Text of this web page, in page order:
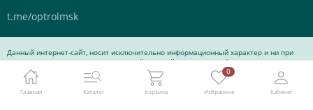
Главная Каталог Корзина
0
Избранное Кабинет
t.me/optrolmsk
Данный интернет-сайт, носит исключительно информационный характер и ни при
каких условиях не является публичной офертой, определяемой положениями Статьи
437 Гражданского кодекса Российской Федерации.